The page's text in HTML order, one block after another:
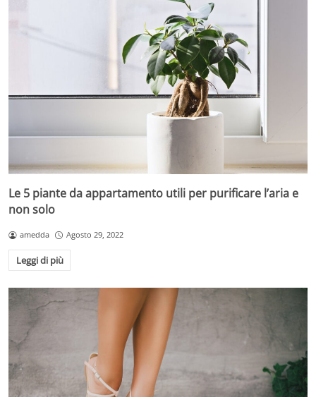
Le 5 piante da appartamento utili per purificare l’aria e
non solo
amedda Agosto 29, 2022
Leggi di più